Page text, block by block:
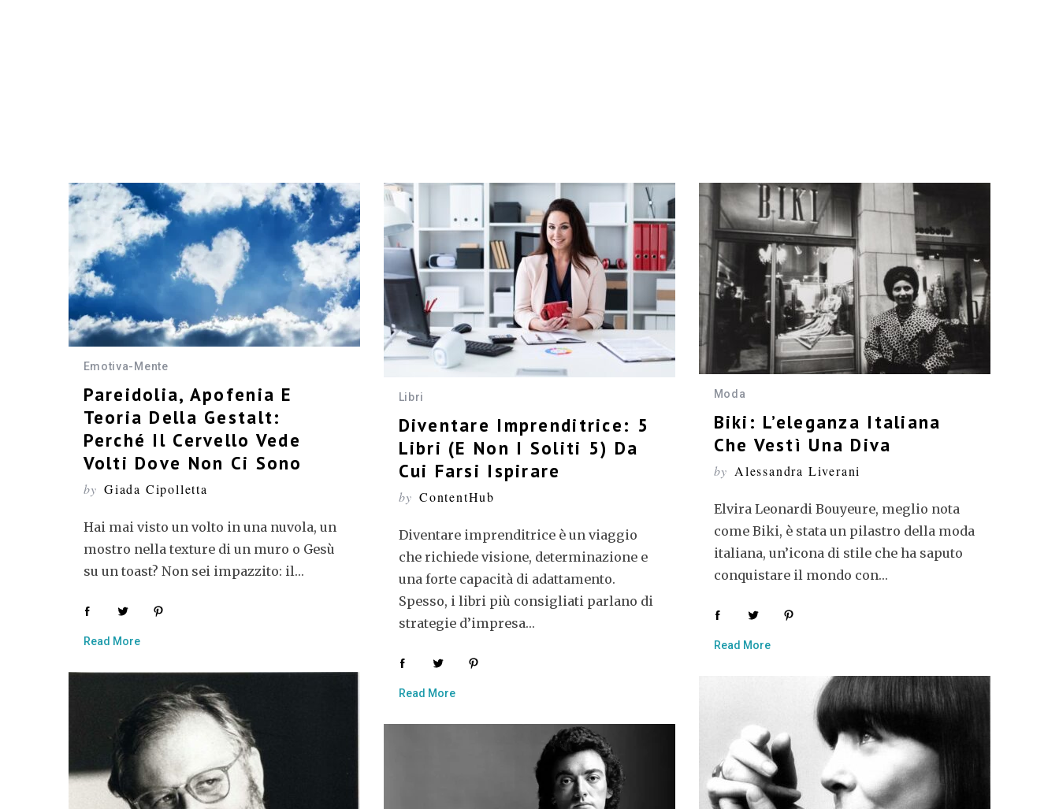
Emotiva-Mente
Pareidolia, Apofenia E
Teoria Della Gestalt:
Perché Il Cervello Vede
Volti Dove Non Ci Sono
by Giada Cipolletta
Hai mai visto un volto in una nuvola, un
mostro nella texture di un muro o Gesù
su un toast? Non sei impazzito: il…
Read More
Libri
Diventare Imprenditrice: 5
Libri (E Non I Soliti 5) Da
Cui Farsi Ispirare
by ContentHub
Diventare imprenditrice è un viaggio
che richiede visione, determinazione e
una forte capacità di adattamento.
Spesso, i libri più consigliati parlano di
strategie d’impresa…
Read More
Moda
Biki: L’eleganza Italiana
Che Vestì Una Diva
by Alessandra Liverani
Elvira Leonardi Bouyeure, meglio nota
come Biki, è stata un pilastro della moda
italiana, un’icona di stile che ha saputo
conquistare il mondo con…
Read More
e
f
o
r
: